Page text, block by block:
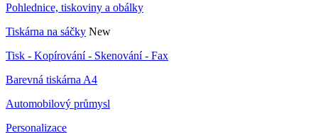
Pohlednice, tiskoviny a obálky
Tiskárna na sáčky New
Tisk - Kopírování - Skenování - Fax
Barevná tiskárna A4
Automobilový průmysl
Personalizace